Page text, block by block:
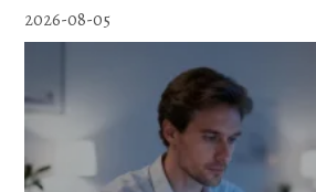
2026-08-05